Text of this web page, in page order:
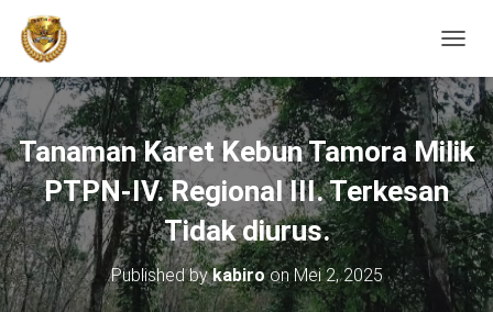
Tanaman Karet Kebun Tamora Milik
PTPN-IV. Regional III. Terkesan
Tidak diurus.
Published bykabiroonMei 2, 2025